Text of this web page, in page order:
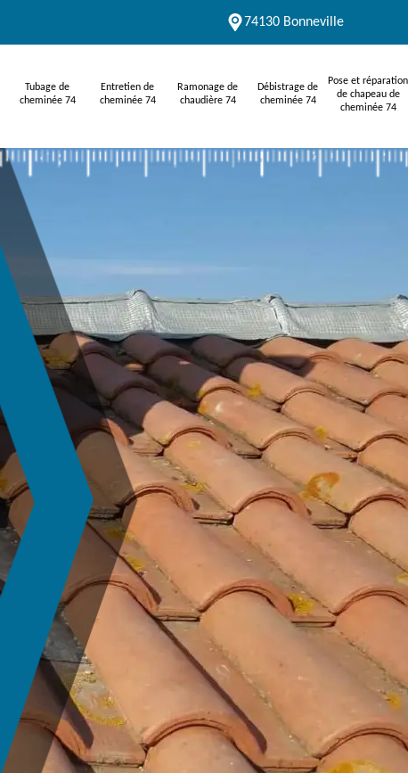
74130 Bonneville
Tubage de
cheminée 74
Entretien de
cheminée 74
Ramonage de
chaudière 74
Débistrage de
cheminée 74
Pose et réparation
de chapeau de
cheminée 74